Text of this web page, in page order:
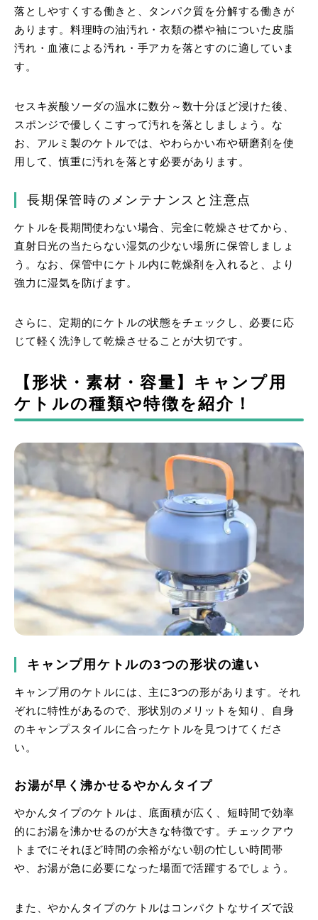
落としやすくする働きと、タンパク質を分解する働きが
あります。料理時の油汚れ・衣類の襟や袖についた皮脂
汚れ・血液による汚れ・手アカを落とすのに適していま
す。
セスキ炭酸ソーダの温水に数分～数十分ほど浸けた後、
スポンジで優しくこすって汚れを落としましょう。 な
お、アルミ製のケトルでは、やわらかい布や研磨剤を使
用して、慎重に汚れを落とす必要があります。
長期保管時のメンテナンスと注意点
ケトルを長期間使わない場合、完全に乾燥させてから、
直射日光の当たらない湿気の少ない場所に保管しましょ
う。なお、保管中にケトル内に乾燥剤を入れると、より
強力に湿気を防げます。
さらに、定期的にケトルの状態をチェックし、必要に応
じて軽く洗浄して乾燥させることが大切です。
【形状・素材・容量】キャンプ用
ケトルの種類や特徴を紹介！
キャンプ用ケトルの3つの形状の違い
キャンプ用のケトルには、主に3つの形があります。それ
ぞれに特性があるので、形状別のメリットを知り、自身
のキャンプスタイルに合ったケトルを見つけてくださ
い。
お湯が早く沸かせるやかんタイプ
やかんタイプのケトルは、底面積が広く、短時間で効率
的にお湯を沸かせるのが大きな特徴です。チェックアウ
トまでにそれほど時間の余裕がない朝の忙しい時間帯
や、お湯が急に必要になった場面で活躍するでしょう。
また、やかんタイプのケトルはコンパクトなサイズで設